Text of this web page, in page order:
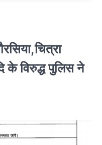
के विरुद्ध पुलिस ने